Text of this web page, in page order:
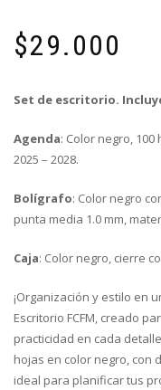
$29.000
Set de escritorio.
Agenda: Color negro,
2025 – 2028.
Bolígrafo: Color negro
punta media 1.0 mm,
Caja: Color negro, cierre
¡Organización y estilo en
Escritorio FCFM, creado
practicidad en cada
hojas en color negro, con
ideal para planificar tus